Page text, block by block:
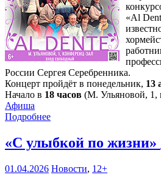
«Al
России Сергея Серебренника.
Концерт пройдёт в понедельник, 13
Начало в 18 часов (М. Ульяновой, 1,
Афиша
Подробнее
«С улыбкой по жизни»
01.04.2026 Новости, 12+